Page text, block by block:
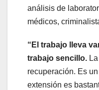
análisis de
médicos,
“El trabajo lleva
trabajo sencillo.
recuperación. Es
extensión es